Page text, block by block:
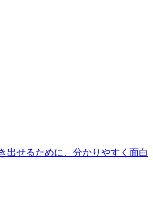
出せるために、分かりやすく面白